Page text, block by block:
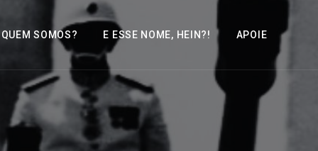
QUEM SOMOS? E ESSE NOME, HEIN?! APOIE